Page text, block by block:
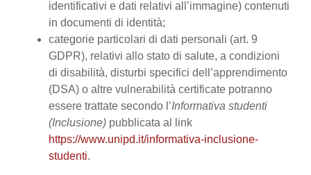
identificativi e dati relativi all’immagine) contenuti
in documenti di identità;
categorie particolari di dati personali (art. 9
GDPR), relativi allo stato di salute, a condizioni
di disabilità, disturbi specifici dell’apprendimento
(DSA) o altre vulnerabilità certificate potranno
essere trattate secondo l’Informativa studenti
(Inclusione) pubblicata al link
https://www.unipd.it/informativa-inclusione-
studenti.